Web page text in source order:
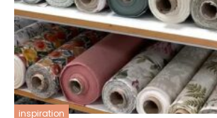
inspiration